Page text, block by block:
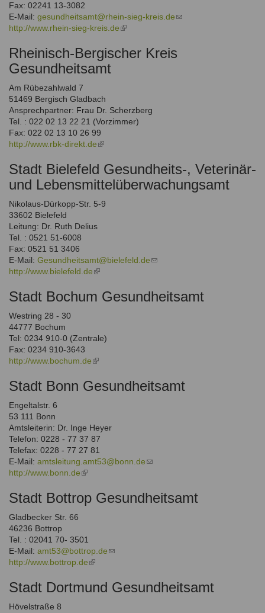
Fax: 02241 13-3082
E-Mail: gesundheitsamt@rhein-sieg-kreis.de(link
mail)
http://www.rhein-sieg-kreis.de(link
external)
Rheinisch-Bergischer Kreis
Gesundheitsamt
Am Rübezahlwald 7
51469 Bergisch Gladbach
Ansprechpartner: Frau Dr. Scherzberg
Tel. : 022 02 13 22 21 (Vorzimmer)
Fax: 022 02 13 10 26 99
http://www.rbk-direkt.de(link
external)
Stadt Bielefeld Gesundheits-, Veterinär-
und Lebensmittelüberwachungsamt
Nikolaus-Dürkopp-Str. 5-9
33602 Bielefeld
Leitung: Dr. Ruth Delius
Tel. : 0521 51-6008
Fax: 0521 51 3406
E-Mail: Gesundheitsamt@bielefeld.de(link
mail)
http://www.bielefeld.de(link
external)
Stadt Bochum Gesundheitsamt
Westring 28 - 30
44777 Bochum
Tel: 0234 910-0 (Zentrale)
Fax: 0234 910-3643
http://www.bochum.de(link
external)
Stadt Bonn Gesundheitsamt
Engeltalstr. 6
53 111 Bonn
Amtsleiterin: Dr. Inge Heyer
Telefon: 0228 - 77 37 87
Telefax: 0228 - 77 27 81
E-Mail: amtsleitung.amt53@bonn.de(link
mail)
http://www.bonn.de(link
external)
Stadt Bottrop Gesundheitsamt
Gladbecker Str. 66
46236 Bottrop
Tel. : 02041 70- 3501
E-Mail: amt53@bottrop.de(link
mail)
http://www.bottrop.de(link
external)
Stadt Dortmund Gesundheitsamt
Hövelstraße 8